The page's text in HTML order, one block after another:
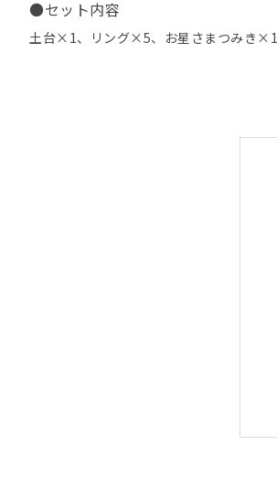
●セット内容
土台×1、リング×5、お星さまつみき×1